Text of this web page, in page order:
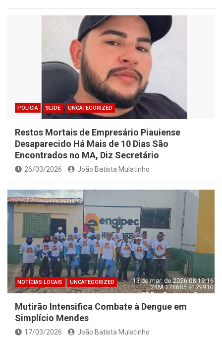
POLÍCIA SLIDE UNCATEGORIZED
Restos Mortais de Empresário Piauiense
Desaparecido Há Mais de 10 Dias São
Encontrados no MA, Diz Secretário
26/03/2026 João Batista Mulatinho
NOTÍCIAS LOCAIS UNCATEGORIZED
Mutirão Intensifica Combate à Dengue em
Simplício Mendes
17/03/2026 João Batista Mulatinho